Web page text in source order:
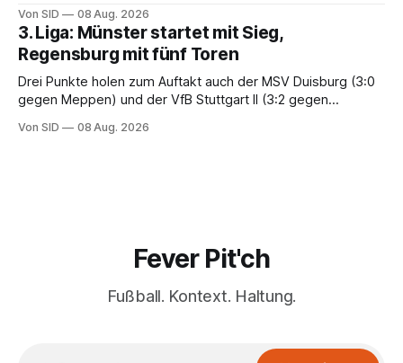
Von SID 08 Aug. 2026
3. Liga: Münster startet mit Sieg,
Regensburg mit fünf Toren
Drei Punkte holen zum Auftakt auch der MSV Duisburg (3:0
gegen Meppen) und der VfB Stuttgart II (3:2 gegen
Von SID 08 Aug. 2026
Fever Pit'ch
Fußball. Kontext. Haltung.